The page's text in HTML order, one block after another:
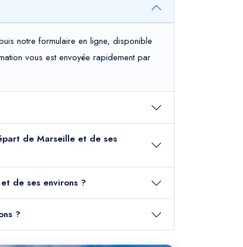
notre formulaire en ligne, disponible
vous est envoyée rapidement par
de Marseille et de ses
de ses environs ?
?